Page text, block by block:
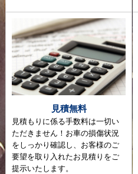
見積無料
見積もりに係る手数料は一切い
ただきません！お車の損傷状況
をしっかり確認し、お客様のご
要望を取り入れたお見積りをご
提示いたします。